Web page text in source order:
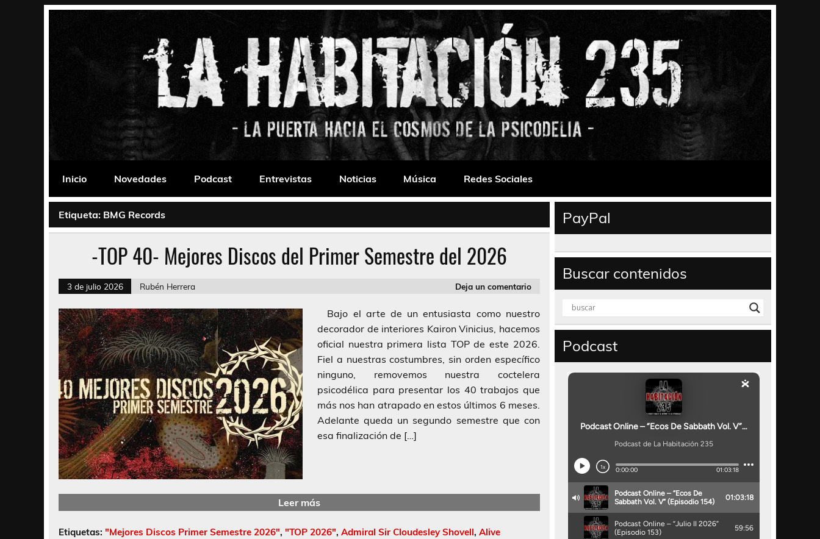
La Habitación 235
Inicio
Novedades Podcast Entrevistas Noticias Música Redes Sociales
Etiqueta: BMG Records
-TOP 40- Mejores Discos del Primer Semestre del 2026
3 de julio 2026 Rubén Herrera Deja un comentario
Bajo el arte de un entusiasta como nuestro
decorador de interiores Kairon Vinicius, hacemos
oficial nuestra primera lista TOP de este 2026.
Fiel a nuestras costumbres, sin orden específico
ninguno, removemos nuestra coctelera
psicodélica para presentar los 40 trabajos que
más nos han atrapado en estos últimos 6 meses.
Adelante queda un segundo semestre que con
esa finalización de […]
Leer más
Etiquetas: "Mejores Discos Primer Semestre 2026", "TOP 2026", Admiral Sir Cloudesley Shovell, Alive
PayPal
Buscar contenidos
Podcast